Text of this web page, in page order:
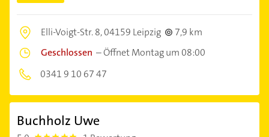
Elli-Voigt-Str. 8,04159 Leipzig
7,9 km
Geschlossen –Öffnet Montag um 08:00
0341 9 10 67 47
Buchholz Uwe